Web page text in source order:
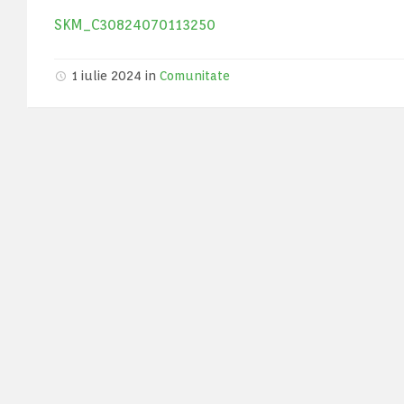
SKM_C30824070113250
1 iulie 2024 in Comunitate